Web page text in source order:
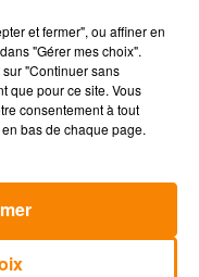
et fermer", ou affiner en
"Gérer mes choix".
"Continuer sans
que pour ce site. Vous
consentement à tout
bas de chaque page.